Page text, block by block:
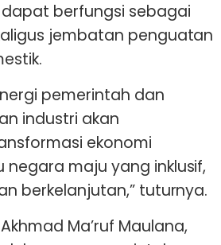
berfungsi sebagai
jembatan penguatan
pemerintah dan
industri akan
ekonomi
negara maju yang inklusif,
berkelanjutan,” tuturnya.
Ma’ruf Maulana,